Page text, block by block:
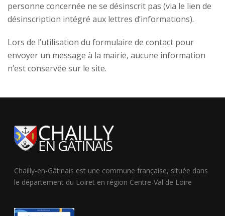
personne concernée ne se désinscrit pas (via le lien de
désinscription intégré aux lettres d’informations).
Lors de l’utilisation du formulaire de contact pour
envoyer un message à la mairie, aucune information
n’est conservée sur le site.
Chailly-en-Gâtinais est une commune française, située dans
le département du Loiret en région Centre-Val de Loire